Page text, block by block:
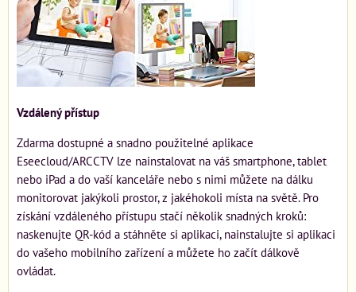
Vzdálený přístup
Zdarma dostupné a snadno použitelné aplikace
Eseecloud/ARCCTV lze nainstalovat na váš smartphone, tablet
nebo iPad a do vaší kanceláře nebo s nimi můžete na dálku
monitorovat jakýkoli prostor, z jakéhokoli místa na světě. Pro
získání vzdáleného přístupu stačí několik snadných kroků:
naskenujte QR-kód a stáhněte si aplikaci, nainstalujte si aplikaci
do vašeho mobilního zařízení a můžete ho začít dálkově
ovládat.